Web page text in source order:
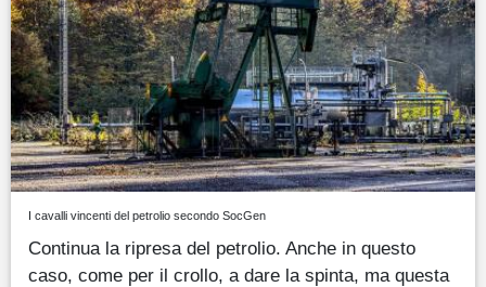
I cavalli vincenti del petrolio secondo SocGen
Continua la ripresa del petrolio. Anche in questo
caso, come per il crollo, a dare la spinta, ma questa